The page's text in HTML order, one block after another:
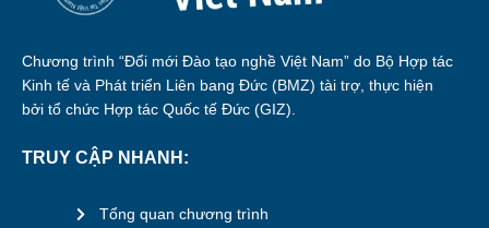
Chương trình “Đổi mới Đào tạo nghề Việt Nam” do Bộ Hợp tác
Kinh tế và Phát triển Liên bang Đức (BMZ) tài trợ, thực hiện
bởi tổ chức Hợp tác Quốc tế Đức (GIZ).
TRUY CẬP NHANH:
Tổng quan chương trình